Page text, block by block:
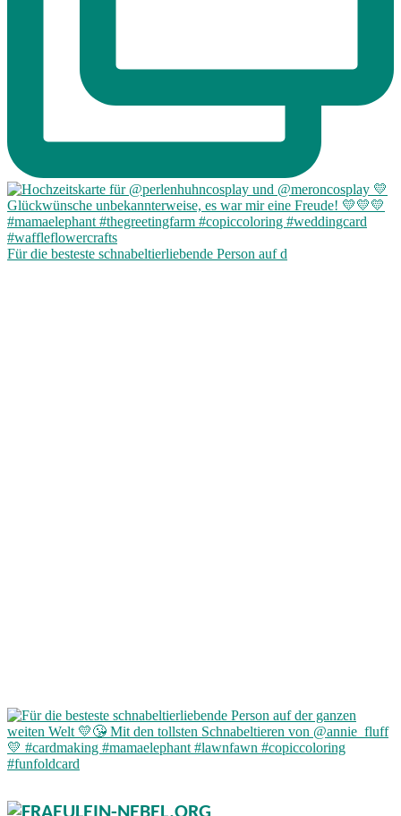
Für die besteste schnabeltierliebende Person auf d